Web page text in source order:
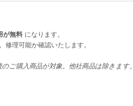
が無料になります。
理可能か確認いたします。
ご購入商品が対象。他社商品は除きます。